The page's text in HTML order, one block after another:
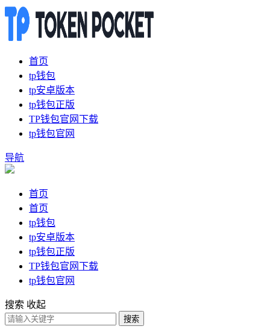
首页
tp钱包
tp安卓版本
tp钱包正版
TP钱包官网下载
tp钱包官网
导航
首页
首页
tp钱包
tp安卓版本
tp钱包正版
TP钱包官网下载
tp钱包官网
搜索 收起
搜索